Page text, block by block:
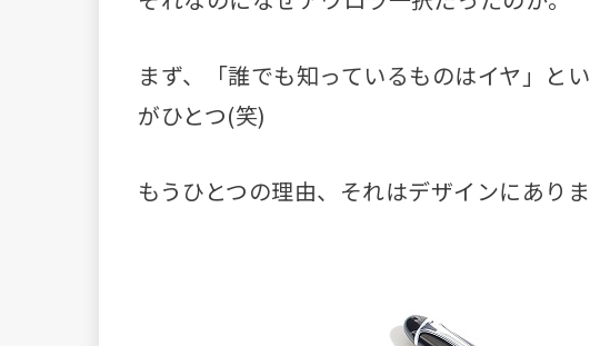
まず、「誰でも知っているものはイヤ」と
がひとつ(笑)
もうひとつの理由、それはデザインにありま